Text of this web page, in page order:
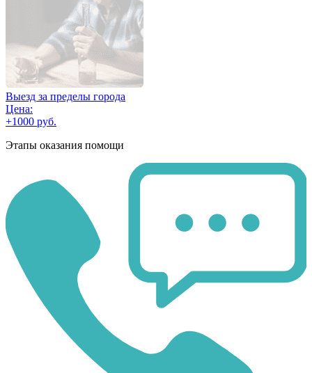
Выезд за пределы города
Цена:
+1000 руб.
Этапы оказания помощи